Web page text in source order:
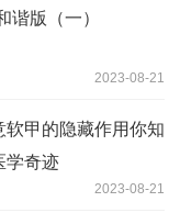
谐版（一）
2023-08-21
甲的隐藏作用你知
学奇迹
2023-08-21